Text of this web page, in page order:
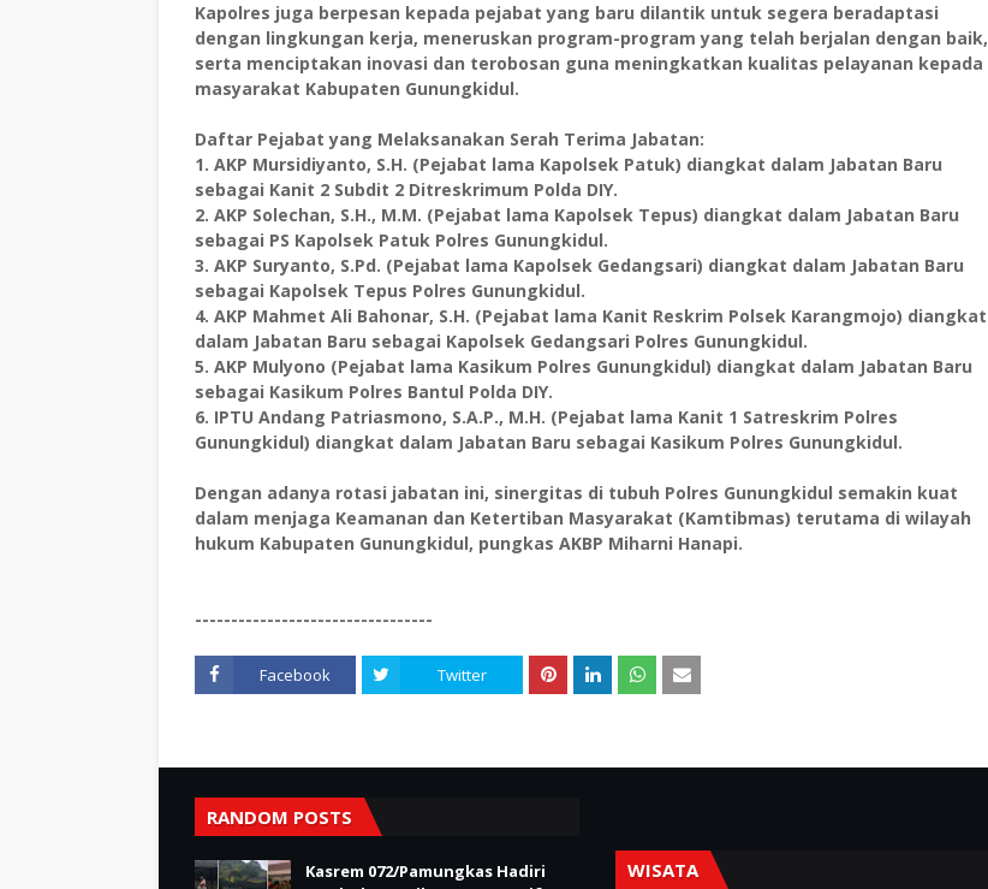
​Kapolres juga berpesan kepada pejabat yang baru dilantik untuk segera beradaptasi
dengan lingkungan kerja, meneruskan program-program yang telah berjalan dengan baik,
serta menciptakan inovasi dan terobosan guna meningkatkan kualitas pelayanan kepada
masyarakat Kabupaten Gunungkidul.
​Daftar Pejabat yang Melaksanakan Serah Terima Jabatan:
1. ​AKP Mursidiyanto, S.H. (Pejabat lama Kapolsek Patuk) diangkat dalam Jabatan Baru
sebagai Kanit 2 Subdit 2 Ditreskrimum Polda DIY.
2. ​AKP Solechan, S.H., M.M. (Pejabat lama Kapolsek Tepus) diangkat dalam Jabatan Baru
sebagai PS Kapolsek Patuk Polres Gunungkidul.
3. ​AKP Suryanto, S.Pd. (Pejabat lama Kapolsek Gedangsari) diangkat dalam Jabatan Baru
sebagai Kapolsek Tepus Polres Gunungkidul.
4. ​AKP Mahmet Ali Bahonar, S.H. (Pejabat lama Kanit Reskrim Polsek Karangmojo) diangkat
dalam Jabatan Baru sebagai Kapolsek Gedangsari Polres Gunungkidul.
5. ​AKP Mulyono (Pejabat lama Kasikum Polres Gunungkidul) diangkat dalam Jabatan Baru
sebagai Kasikum Polres Bantul Polda DIY.
6. ​IPTU Andang Patriasmono, S.A.P., M.H. (Pejabat lama Kanit 1 Satreskrim Polres
Gunungkidul) diangkat dalam Jabatan Baru sebagai Kasikum Polres Gunungkidul.
Dengan adanya rotasi jabatan ini, sinergitas di tubuh Polres Gunungkidul semakin kuat
dalam menjaga Keamanan dan Ketertiban Masyarakat (Kamtibmas) terutama di wilayah
hukum Kabupaten Gunungkidul, pungkas AKBP Miharni Hanapi.
---------------------------------
Facebook Twitter
RANDOM POSTS
Kasrem 072/Pamungkas Hadiri
WISATA